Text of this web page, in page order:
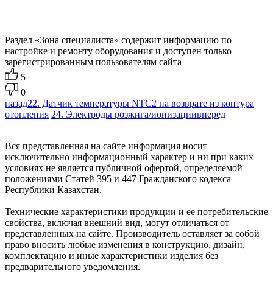
Раздел «Зона специалиста» содержит информацию по
настройке и ремонту оборудования и доступен только
зарегистрированным пользователям сайта
5
0
назад22. Датчик температуры NTC2 на возврате из контура
отопления 24. Электроды розжига/ионизациивперед
Вся представленная на сайте информация носит
исключительно информационный характер и ни при каких
условиях не является публичной офертой, определяемой
положениями Статей 395 и 447 Гражданского кодекса
Республики Казахстан.
Технические характеристики продукции и ее потребительские
свойства, включая внешний вид, могут отличаться от
представленных на сайте. Производитель оставляет за собой
право вносить любые изменения в конструкцию, дизайн,
комплектацию и иные характеристики изделия без
предварительного уведомления.